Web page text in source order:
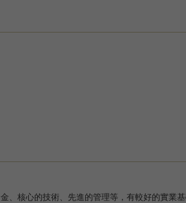
核心的技術、先進的管理等，有較好的實業